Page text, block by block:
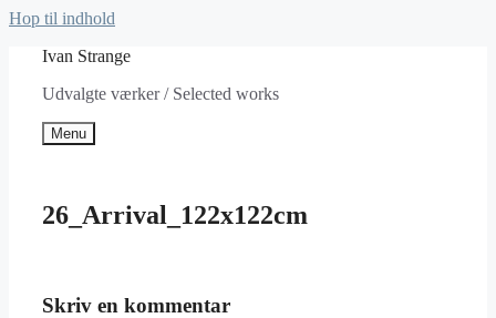
Hop til indhold
Ivan Strange
Udvalgte værker / Selected works
Menu
26_Arrival_122x122cm
Skriv en kommentar